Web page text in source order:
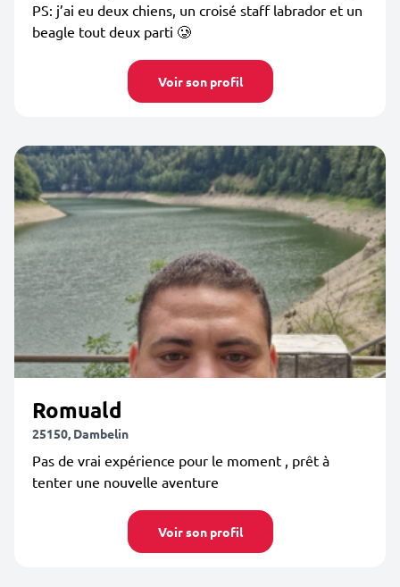
PS: j’ai eu deux chiens, un croisé staff labrador et un
beagle tout deux parti 🥲
Voir son profil
Romuald
25150, Dambelin
Pas de vrai expérience pour le moment , prêt à
tenter une nouvelle aventure
Voir son profil